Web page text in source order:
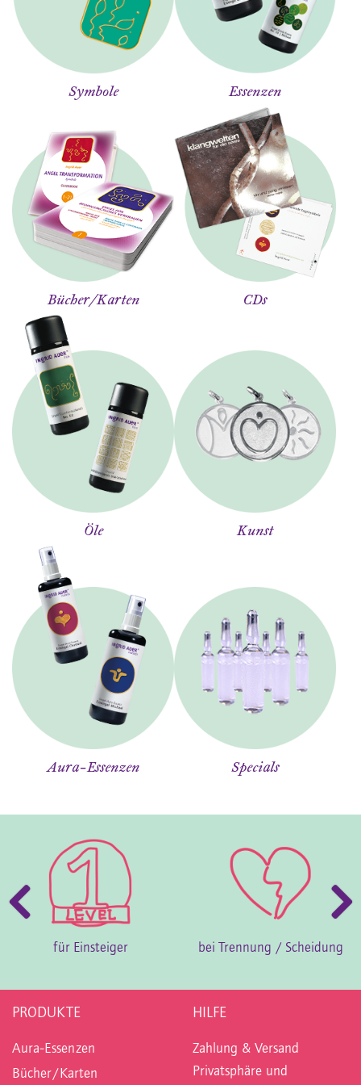
Symbole Essenzen
Bücher/Karten CDs
Öle Kunst
Aura-Essenzen Specials
für Einsteiger bei Trennung / Scheidung
PRODUKTE
Aura-Essenzen
Bücher/Karten
HILFE
Zahlung & Versand
Privatsphäre und